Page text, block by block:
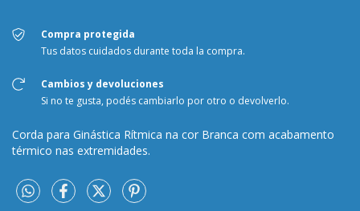
Compra protegida
Tus datos cuidados durante toda la compra.
Cambios y devoluciones
Si no te gusta, podés cambiarlo por otro o devolverlo.
Corda para Ginástica Rítmica na cor Branca com acabamento
térmico nas extremidades.